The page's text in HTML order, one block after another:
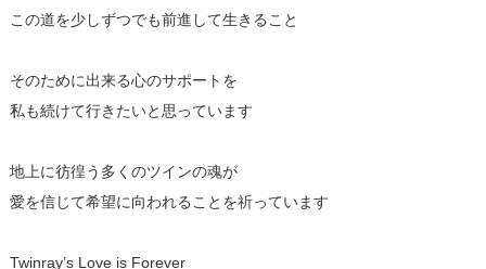
この道を少しずつでも前進して生きること
そのために出来る心のサポートを
私も続けて行きたいと思っています
地上に彷徨う多くのツインの魂が
愛を信じて希望に向われることを祈っています
Twinray’s Love is Forever